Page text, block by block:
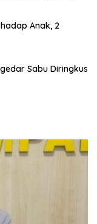
Anak, 2
Sabu Diringkus